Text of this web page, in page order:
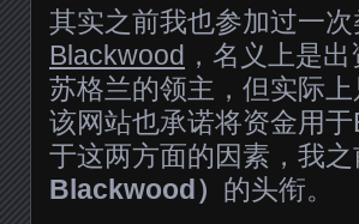
其实之前我也参加过一
Blackwood ，名义上是
苏格兰的领主，但实际
该网站也承诺将资金用
于这两方面的因素，我之
Blackwood） 的头衔。